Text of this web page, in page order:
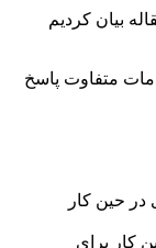
بیان کردیم
متفاوت پاسخ
حین کار
کار برای